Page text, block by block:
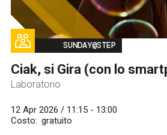
Image
SUNDAY@STEP
Ciak, si Gira (con lo
Laboratorio
12 Apr 2026 / 11:15 - 13:00
Costo
gratuito